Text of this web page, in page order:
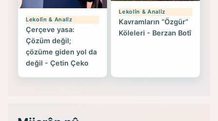
Lekolîn & Analîz
Çerçeve yasa:
Çözüm değil;
çözüme giden yol da
değil - Çetin Çeko
Lekolîn & Analîz
Kavramların “Özgür”
Köleleri - Berzan Botî